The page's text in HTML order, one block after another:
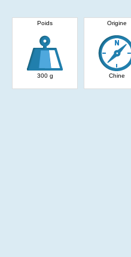
Poids
300 g
Origine
Chine